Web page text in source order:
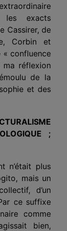
les exacts
Cassirer, de
Corbin et
« confluence
ma réflexion
de la
et des
;
n’était plus
mais un
d’un
ce suffixe
comme
bien,